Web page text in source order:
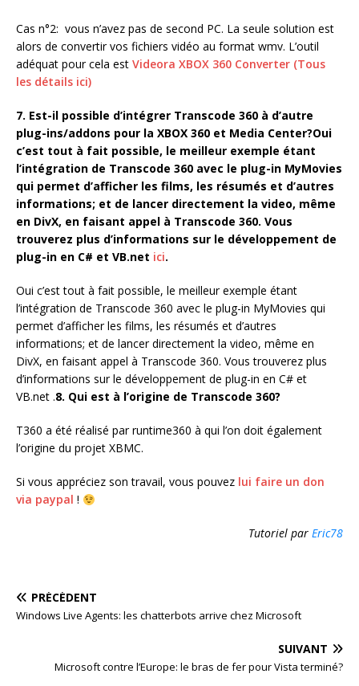
Cas n°2: vous n’avez pas de second PC. La seule solution est
alors de convertir vos fichiers vidéo au format wmv. L’outil
adéquat pour cela est Videora XBOX 360 Converter (Tous
les détails ici)
7. Est-il possible d’intégrer Transcode 360 à d’autre
plug-ins/addons pour la XBOX 360 et Media Center?Oui
c’est tout à fait possible, le meilleur exemple étant
l’intégration de Transcode 360 avec le plug-in MyMovies
qui permet d’afficher les films, les résumés et d’autres
informations; et de lancer directement la video, même
en DivX, en faisant appel à Transcode 360. Vous
trouverez plus d’informations sur le développement de
plug-in en C# et VB.net ici.
Oui c’est tout à fait possible, le meilleur exemple étant
l’intégration de Transcode 360 avec le plug-in MyMovies qui
permet d’afficher les films, les résumés et d’autres
informations; et de lancer directement la video, même en
DivX, en faisant appel à Transcode 360. Vous trouverez plus
d’informations sur le développement de plug-in en C# et
VB.net .8. Qui est à l’origine de Transcode 360?
T360 a été réalisé par runtime360 à qui l’on doit également
l’origine du projet XBMC.
Si vous appréciez son travail, vous pouvez lui faire un don
via paypal !
Tutoriel par Eric78
PRÉCÉDENT
Windows Live Agents: les chatterbots arrive chez Microsoft
SUIVANT
Microsoft contre l’Europe: le bras de fer pour Vista terminé?